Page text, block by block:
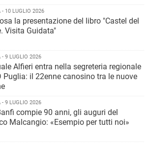
- 10 LUGLIO 2026
la presentazione del libro "Castel del
Visita Guidata"
- 9 LUGLIO 2026
Alfieri entra nella segreteria regionale
Puglia: il 22enne canosino tra le nuove
- 9 LUGLIO 2026
compie 90 anni, gli auguri del
Malcangio: «Esempio per tutti noi»